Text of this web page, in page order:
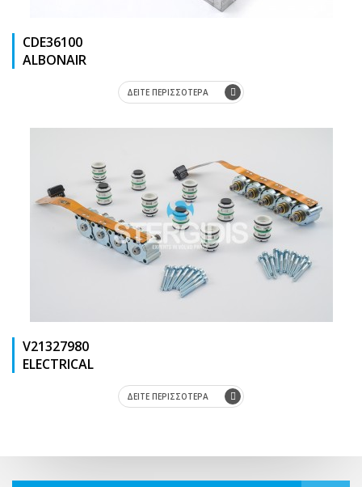
CDE36100
ΑLΒΟΝΑΙR
ΔΕΙΤΕ ΠΕΡΙΣΣΟΤΕΡΑ
V21327980
ΕLΕCΤRΙCΑL
ΔΕΙΤΕ ΠΕΡΙΣΣΟΤΕΡΑ